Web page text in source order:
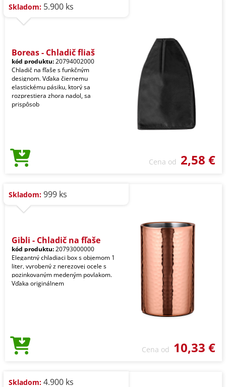
Skladom: 5.900 ks
Boreas - Chladič fliaš
kód produktu:20794002000
Chladič na fľaše s funkčným
designom. Vďaka čiernemu
elastickému pásiku, ktorý sa
rozprestiera zhora nadol, sa
prispôsob
Cena od 2,58 €
Skladom: 999 ks
Gibli - Chladič na fľaše
kód produktu:20793000000
Elegantný chladiaci box s objemom 1
liter, vyrobený z nerezovej ocele s
pozinkovaným medeným povlakom.
Vďaka originálnem
Cena od 10,33 €
Skladom: 4.900 ks